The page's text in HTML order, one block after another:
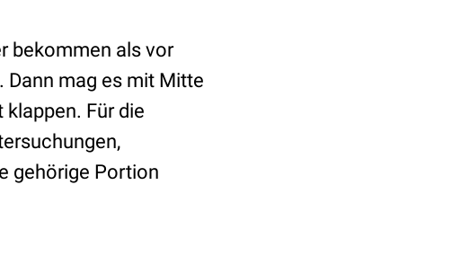
bekommen als vor
Dann mag es mit Mitte
Für die
gehörige Portion